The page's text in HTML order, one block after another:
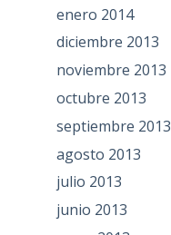
enero 2014
diciembre 2013
noviembre 2013
octubre 2013
septiembre 2013
agosto 2013
julio 2013
junio 2013